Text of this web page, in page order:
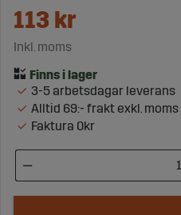
113 kr
Inkl. moms
3-5 arbetsdagar leverans
Alltid 69:- frakt exkl. moms
Faktura 0kr